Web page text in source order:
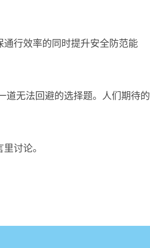
行效率的同时提升安全防范能
道无法回避的选择题。人们期待的
讨论。